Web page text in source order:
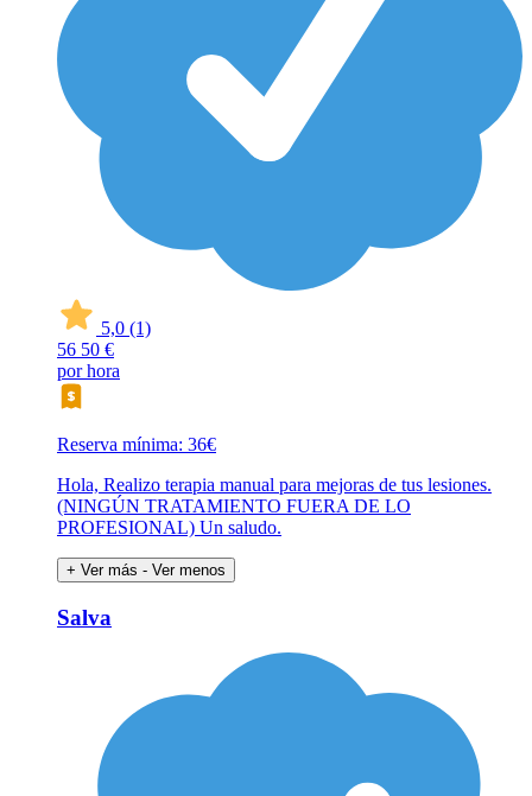
5,0 (1)
56 50 €
por hora
Reserva mínima: 36€
Hola, Realizo terapia manual para mejoras de tus lesiones.
(NINGÚN TRATAMIENTO FUERA DE LO
PROFESIONAL) Un saludo.
+ Ver más - Ver menos
Salva